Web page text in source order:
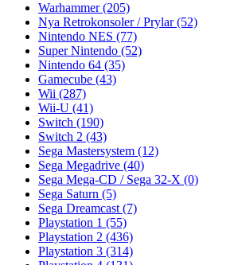
Warhammer(205)
Nya Retrokonsoler / Prylar(52)
Nintendo NES (77)
Super Nintendo (52)
Nintendo 64 (35)
Gamecube (43)
Wii (287)
Wii-U (41)
Switch (190)
Switch 2 (43)
Sega Mastersystem (12)
Sega Megadrive (40)
Sega Mega-CD / Sega 32-X (0)
Sega Saturn (5)
Sega Dreamcast (7)
Playstation 1 (55)
Playstation 2 (436)
Playstation 3 (314)